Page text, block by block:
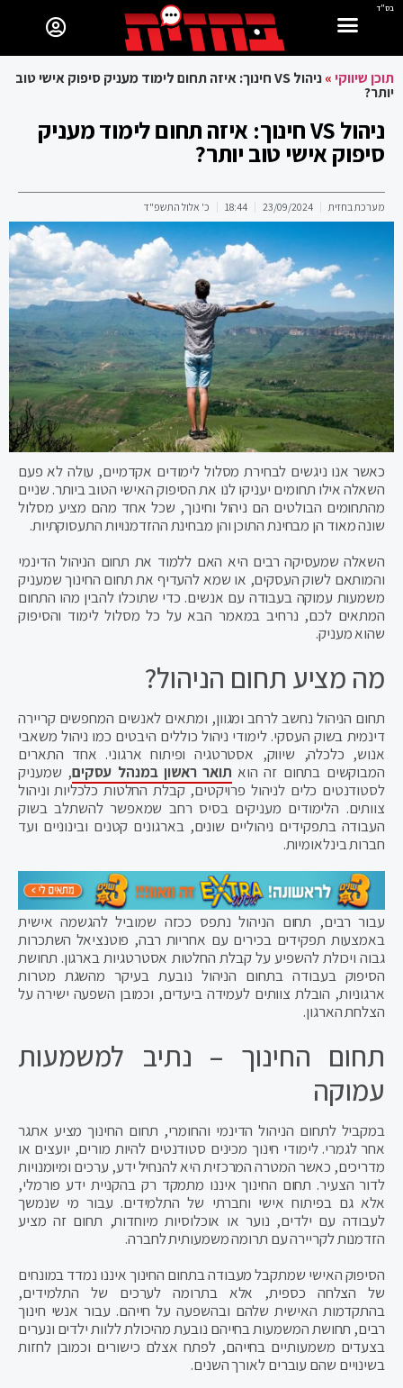
בס"ד
תוכן שיווקי» ניהול VS חינוך: איזה תחום לימוד מעניק סיפוק אישי טוב
יותר?
ניהול VS חינוך: איזה תחום לימוד מעניק
סיפוק אישי טוב יותר?
מערכת בחזית 23/09/2024
18:44 כ' אלול התשפ"ד
כאשר אנו ניגשים לבחירת מסלול לימודים אקדמיים, עולה לא פעם
השאלה אילו תחומים יעניקו לנו את הסיפוק האישי הטוב ביותר. שניים
מהתחומים הבולטים הם ניהול וחינוך, שכל אחד מהם מציע מסלול
שונה מאוד הן מבחינת התוכן והן מבחינת ההזדמנויות התעסוקתיות.
השאלה שמעסיקה רבים היא האם ללמוד את תחום הניהול הדינמי
והמותאם לשוק העסקים, או שמא להעדיף את תחום החינוך שמעניק
משמעות עמוקה בעבודה עם אנשים. כדי שתוכלו להבין מהו התחום
המתאים לכם, נרחיב במאמר הבא על כל מסלול לימוד והסיפוק
שהוא מעניק.
מה מציע תחום הניהול?
תחום הניהול נחשב לרחב ומגוון, ומתאים לאנשים המחפשים קריירה
דינמית בשוק העסקי. לימודי ניהול כוללים היבטים כמו ניהול משאבי
אנוש, כלכלה, שיווק, אסטרטגיה ופיתוח ארגוני. אחד התארים
המבוקשים בתחום זה הוא תואר ראשון במנהל עסקים, שמעניק
לסטודנטים כלים לניהול פרויקטים, קבלת החלטות כלכליות וניהול
צוותים. הלימודים מעניקים בסיס רחב שמאפשר להשתלב בשוק
העבודה בתפקידים ניהוליים שונים, בארגונים קטנים ובינוניים ועד
חברות בינלאומיות.
עבור רבים, תחום הניהול נתפס ככזה שמוביל להגשמה אישית
באמצעות תפקידים בכירים עם אחריות רבה, פוטנציאל השתכרות
גבוה ויכולת להשפיע על קבלת החלטות אסטרטגיות בארגון. תחושת
הסיפוק בעבודה בתחום הניהול נובעת בעיקר מהשגת מטרות
ארגוניות, הובלת צוותים לעמידה ביעדים, וכמובן השפעה ישירה על
הצלחת הארגון.
תחום החינוך – נתיב למשמעות
עמוקה
במקביל לתחום הניהול הדינמי והחומרי, תחום החינוך מציע אתגר
אחר לגמרי. לימודי חינוך מכינים סטודנטים להיות מורים, יועצים או
מדריכים, כאשר המטרה המרכזית היא להנחיל ידע, ערכים ומיומנויות
לדור הצעיר. תחום החינוך איננו מתמקד רק בהקניית ידע פורמלי,
אלא גם בפיתוח אישי וחברתי של התלמידים. עבור מי שנמשך
לעבודה עם ילדים, נוער או אוכלוסיות מיוחדות, תחום זה מציע
הזדמנות לקריירה עם תרומה משמעותית לחברה.
הסיפוק האישי שמתקבל מעבודה בתחום החינוך איננו נמדד במונחים
של הצלחה כספית, אלא בתרומה לערכים של התלמידים,
בהתקדמות האישית שלהם ובהשפעה על חייהם. עבור אנשי חינוך
רבים, תחושת המשמעות בחייהם נובעת מהיכולת ללוות ילדים ונערים
בצעדים משמעותיים בחייהם, לפתח אצלם כישורים וכמובן לחזות
בשינויים שהם עוברים לאורך השנים.